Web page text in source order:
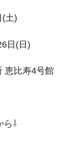
(土)
日(日)
恵比寿4号館
ら⇩